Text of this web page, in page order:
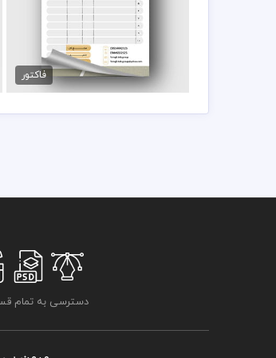
فاکتور فروش لوازم پزشکی
89,000 تومان
فاکتور
دسترسی به تمام